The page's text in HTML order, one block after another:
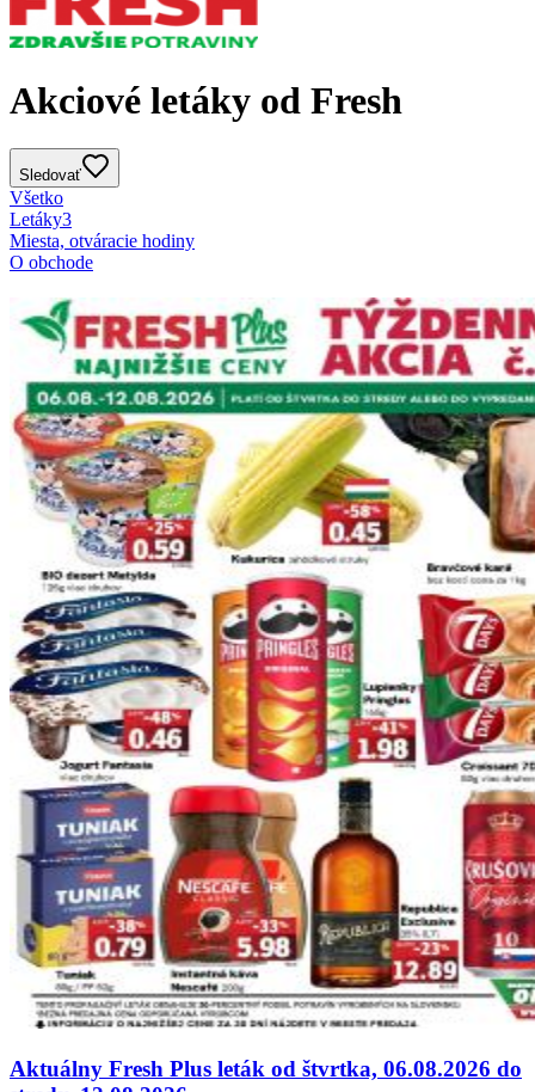
Akciové letáky od Fresh
Sledovať
Všetko
Letáky3
Miesta, otváracie hodiny
O obchode
Aktuálny Fresh Plus leták od štvrtka, 06.08.2026 do